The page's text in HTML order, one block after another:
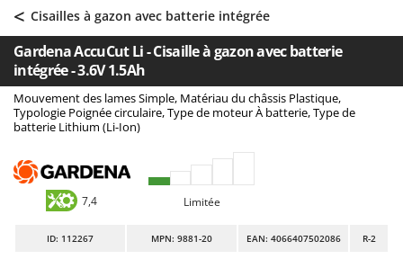
Accessoires pour tracteurs tondeuses autoportés
Aérateurs Scarificateurs pour gazon
Arracheuses de pommes de terre pour tracteur
Aspirateurs - Balais Électriques
Aspirateurs à cendres
Aspirateurs à feuilles sur roues
Aspirateurs de piscine
Aspirateurs Multifonctions
AgriEuro Premium
AgriEuro TOP-LINE
AGT
Aima
Airmec
ALA 2000
Alce
< Cisailles à gazon avec batterie intégrée
Gardena AccuCut Li - Cisaille à gazon avec batterie
intégrée - 3.6V 1.5Ah
Mouvement des lames Simple, Matériau du châssis Plastique,
Typologie Poignée circulaire, Type de moteur À batterie, Type de
batterie Lithium (Li-Ion)
7,4 Limitée
ID: 112267 MPN: 9881-20 EAN: 4066407502086 R-2